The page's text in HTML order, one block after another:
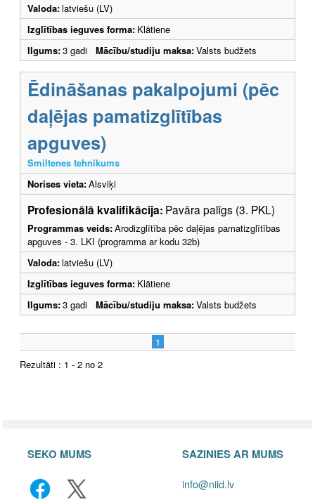
Valoda:latviešu (LV)
Izglītības ieguves forma: Klātiene
Ilgums:3 gadi Mācību/studiju maksa:Valsts budžets
Ēdināšanas pakalpojumi (pēc
daļējas pamatizglītības
apguves)
Smiltenes tehnikums
Norises vieta:Alsviķi
Profesionālā kvalifikācija: Pavāra palīgs (3. PKL)
Programmas veids:Arodizglītība pēc daļējas pamatizglītības
apguves - 3. LKI (programma ar kodu 32b)
Valoda:latviešu (LV)
Izglītības ieguves forma: Klātiene
Ilgums:3 gadi Mācību/studiju maksa:Valsts budžets
1
Rezultāti : 1 - 2 no 2
SEKO MUMS SAZINIES AR MUMS
info@niid.lv